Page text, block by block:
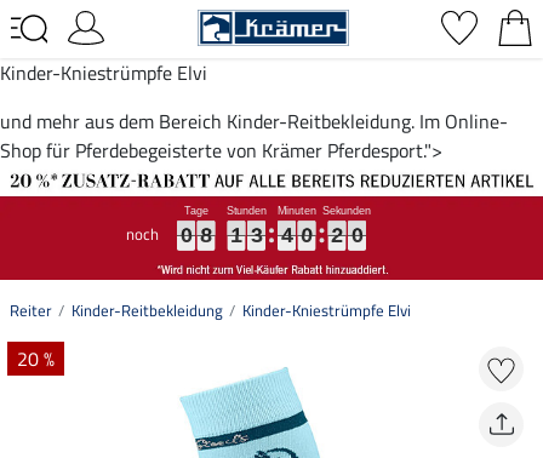
Kinder-Kniestrümpfe Elvi
und mehr aus dem Bereich Kinder-Reitbekleidung. Im Online-
Shop für Pferdebegeisterte von Krämer Pferdesport.">
noch 0
0
0
0 8
8
8
8 1
1
1
1 3
3
3
3 4
4
4
4 0
0
0
0 1
2
1
2 9
0
9
0
Reiter Kinder-Reitbekleidung Kinder-Kniestrümpfe Elvi
20 %